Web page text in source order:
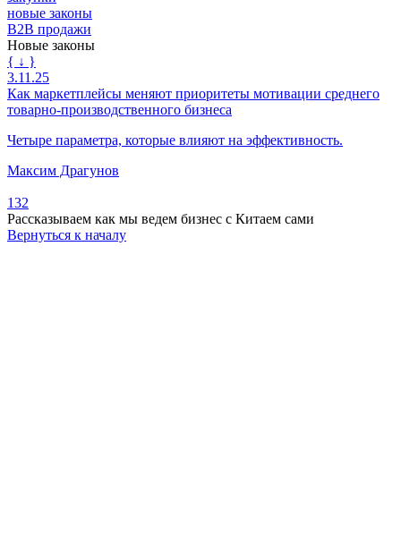
новые законы
B2B продажи
Новые законы
{ ↓ }
3.11.25
Как маркетплейсы меняют приоритеты мотивации среднего
товарно-производственного бизнеса
Четыре параметра, которые влияют на эффективность.
Максим Драгунов
132
Рассказываем как мы ведем бизнес с Китаем сами
Вернуться к началу